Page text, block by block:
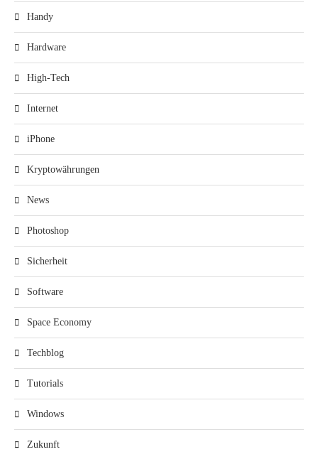
Handy
Hardware
High-Tech
Internet
iPhone
Kryptowährungen
News
Photoshop
Sicherheit
Software
Space Economy
Techblog
Tutorials
Windows
Zukunft